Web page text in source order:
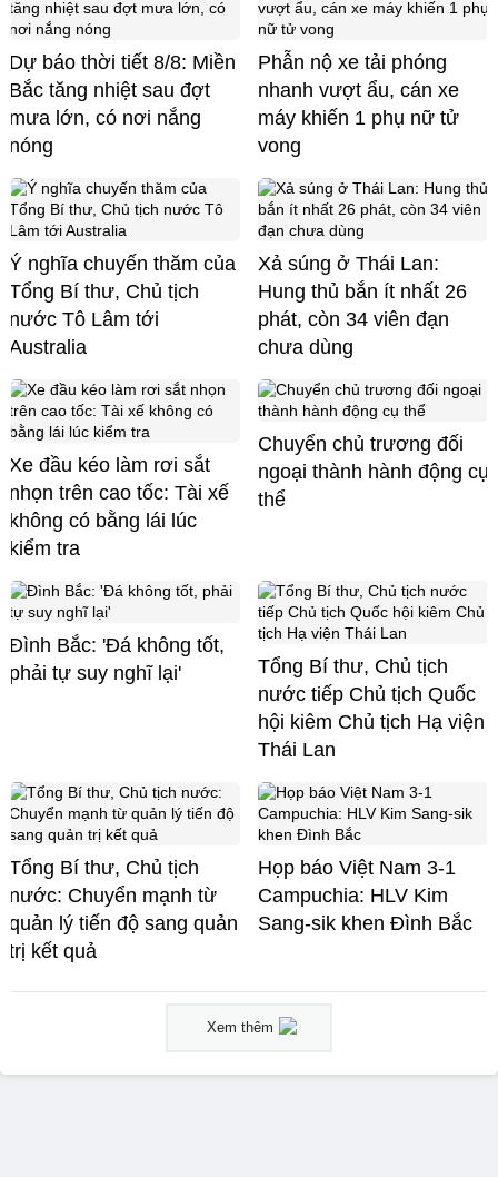
Dự báo thời tiết 8/8: Miền
Bắc tăng nhiệt sau đợt
mưa lớn, có nơi nắng
nóng
Phẫn nộ xe tải phóng
nhanh vượt ẩu, cán xe
máy khiến 1 phụ nữ tử
vong
Ý nghĩa chuyến thăm của
Tổng Bí thư, Chủ tịch
nước Tô Lâm tới
Australia
Xả súng ở Thái Lan:
Hung thủ bắn ít nhất 26
phát, còn 34 viên đạn
chưa dùng
Xe đầu kéo làm rơi sắt
nhọn trên cao tốc: Tài xế
không có bằng lái lúc
kiểm tra
Chuyển chủ trương đối
ngoại thành hành động cụ
thể
Đình Bắc: 'Đá không tốt,
phải tự suy nghĩ lại'
Tổng Bí thư, Chủ tịch
nước tiếp Chủ tịch Quốc
hội kiêm Chủ tịch Hạ viện
Thái Lan
Tổng Bí thư, Chủ tịch
nước: Chuyển mạnh từ
quản lý tiến độ sang quản
trị kết quả
Họp báo Việt Nam 3-1
Campuchia: HLV Kim
Sang-sik khen Đình Bắc
Xem thêm